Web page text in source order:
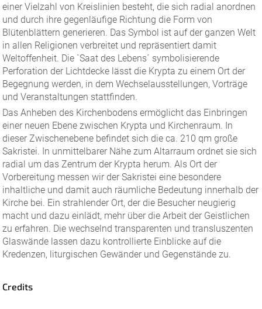
einer Vielzahl von Kreislinien besteht, die sich radial anordnen
und durch ihre gegenläufige Richtung die Form von
Blütenblättern generieren. Das Symbol ist auf der ganzen Welt
in allen Religionen verbreitet und repräsentiert damit
Weltoffenheit. Die `Saat des Lebens´ symbolisierende
Perforation der Lichtdecke lässt die Krypta zu einem Ort der
Begegnung werden, in dem Wechselausstellungen, Vorträge
und Veranstaltungen stattfinden.
Das Anheben des Kirchenbodens ermöglicht das Einbringen
einer neuen Ebene zwischen Krypta und Kirchenraum. In
dieser Zwischenebene befindet sich die ca. 210 qm große
Sakristei. In unmittelbarer Nähe zum Altarraum ordnet sie sich
radial um das Zentrum der Krypta herum. Als Ort der
Vorbereitung messen wir der Sakristei eine besondere
inhaltliche und damit auch räumliche Bedeutung innerhalb der
Kirche bei. Ein strahlender Ort, der die Besucher neugierig
macht und dazu einlädt, mehr über die Arbeit der Geistlichen
zu erfahren. Die wechselnd transparenten und transluszenten
Glaswände lassen dazu kontrollierte Einblicke auf die
Kredenzen, liturgischen Gewänder und Gegenstände zu.
Credits